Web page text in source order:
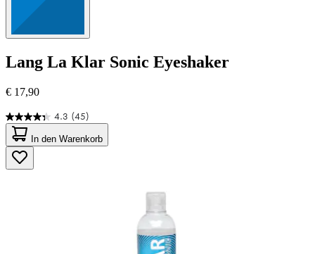
Lang La Klar Sonic Eyeshaker
€ 17,90
4.3 (45)
4.3
von
5
Sternen.
45
In den Warenkorb